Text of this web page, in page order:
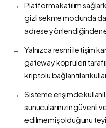
Platforma katılım
gizli sekme modunda
adrese yönlendiğinden
Yalnızca resmi iletişim
gateway köprüleri
kriptolu bağlantıları
Sisteme erişimde
sunucularınızın güvenli
edilmemiş olduğunu